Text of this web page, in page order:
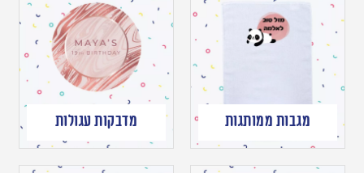
מגבות ממותגות מדבקות עגולות